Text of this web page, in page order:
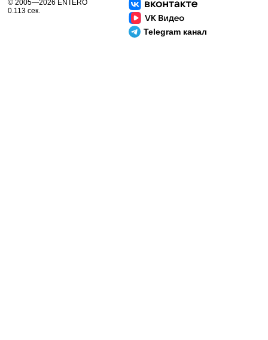
Telegram канал
© 2005—2026 ENTERO
0.113 сек.